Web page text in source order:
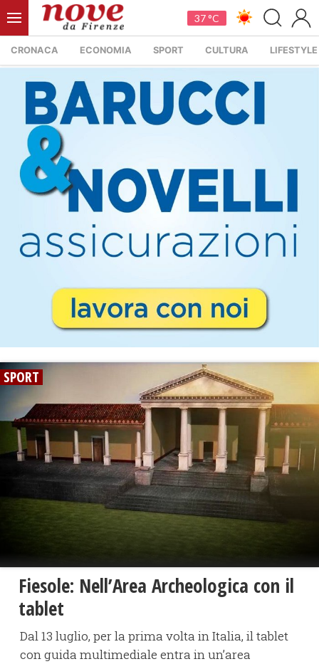
37 °C
CRONACA ECONOMIA SPORT CULTURA LIFESTYLE
SPORT
Fiesole: Nell’Area Archeologica con il
tablet
Dal 13 luglio, per la prima volta in Italia, il tablet
con guida multimediale entra in un’area